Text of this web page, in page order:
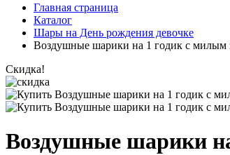
Главная страница
Каталог
Шары на День рождения девочке
Воздушные шарики на 1 годик с милым
Скидка!
Воздушные шарики